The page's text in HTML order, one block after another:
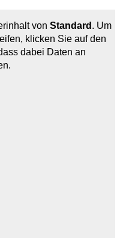
von Standard . Um
klicken Sie auf den
dabei Daten an